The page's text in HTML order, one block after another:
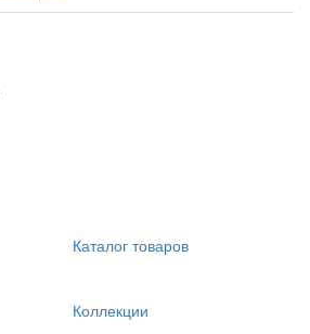
Каталог товаров
Коллекции